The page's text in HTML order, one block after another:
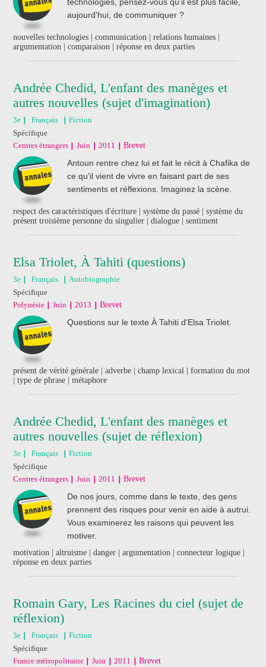
aujourd'hui, de communiquer ?
nouvelles technologies | communication | relations humaines |
argumentation | comparaison | réponse en deux parties
Andrée Chedid, L'enfant des manèges et
autres nouvelles (sujet d'imagination)
3e Français
Fiction
Spécifique
Centres étrangers
Juin 2011 Brevet
Antoun rentre chez lui et fait le récit à Chafika de
ce qu'il vient de vivre en faisant part de ses
sentiments et réflexions. Imaginez la scène.
respect des caractéristiques d'écriture | système du passé | système du
présent troisième personne du singulier | dialogue | sentiment
Elsa Triolet, À Tahiti (questions)
3e Français
Autobiographie
Spécifique
Polynésie
Juin 2013 Brevet
Questions sur le texte À Tahiti d'Elsa Triolet.
présent de vérité générale | adverbe | champ lexical | formation du mot
| type de phrase | métaphore
Andrée Chedid, L'enfant des manèges et
autres nouvelles (sujet de réflexion)
3e Français
Fiction
Spécifique
Centres étrangers
Juin 2011 Brevet
De nos jours, comme dans le texte, des gens
prennent des risques pour venir en aide à autrui.
Vous examinerez les raisons qui peuvent les
motiver.
motivation | altruisme | danger | argumentation | connecteur logique |
réponse en deux parties
Romain Gary, Les Racines du ciel (sujet de
réflexion)
3e Français
Fiction
Spécifique
France métropolitaine
Juin 2011 Brevet